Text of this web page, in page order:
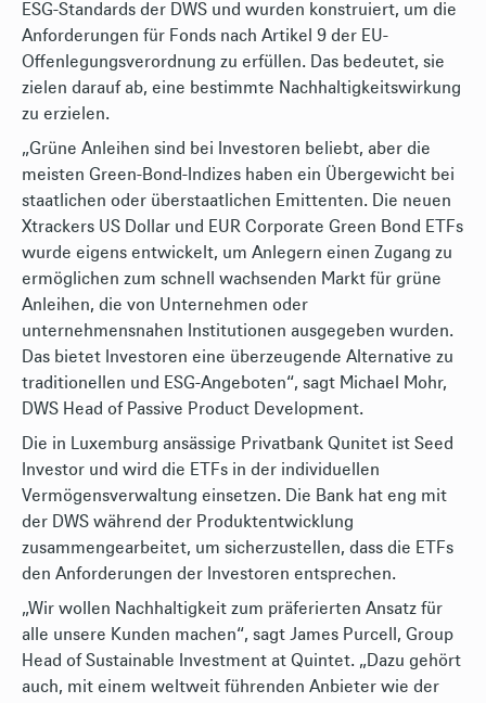
ESG-Standards der DWS und wurden konstruiert, um die
Anforderungen für Fonds nach Artikel 9 der EU-
Offenlegungsverordnung zu erfüllen. Das bedeutet, sie
zielen darauf ab, eine bestimmte Nachhaltigkeitswirkung
zu erzielen.
„Grüne Anleihen sind bei Investoren beliebt, aber die
meisten Green-Bond-Indizes haben ein Übergewicht bei
staatlichen oder überstaatlichen Emittenten. Die neuen
Xtrackers US Dollar und EUR Corporate Green Bond ETFs
wurde eigens entwickelt, um Anlegern einen Zugang zu
ermöglichen zum schnell wachsenden Markt für grüne
Anleihen, die von Unternehmen oder
unternehmensnahen Institutionen ausgegeben wurden.
Das bietet Investoren eine überzeugende Alternative zu
traditionellen und ESG-Angeboten“, sagt Michael Mohr,
DWS Head of Passive Product Development.
Die in Luxemburg ansässige Privatbank Qunitet ist Seed
Investor und wird die ETFs in der individuellen
Vermögensverwaltung einsetzen. Die Bank hat eng mit
der DWS während der Produktentwicklung
zusammengearbeitet, um sicherzustellen, dass die ETFs
den Anforderungen der Investoren entsprechen.
„Wir wollen Nachhaltigkeit zum präferierten Ansatz für
alle unsere Kunden machen“, sagt James Purcell, Group
Head of Sustainable Investment at Quintet. „Dazu gehört
auch, mit einem weltweit führenden Anbieter wie der